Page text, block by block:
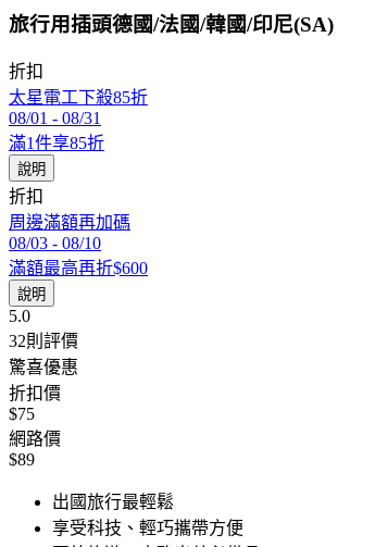
旅行用插頭德國/法國/韓國/印尼(SA)
折扣
太星電工下殺85折
08/01 - 08/31
滿1件享85折
說明
折扣
周邊滿額再加碼
08/03 - 08/10
滿額最高再折$600
說明
5.0
32則評價
驚喜優惠
折扣價
$75
網路價
$89
出國旅行最輕鬆
享受科技、輕巧攜帶方便